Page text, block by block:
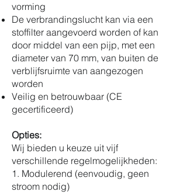
vorming
De verbrandingslucht kan via een
stoffilter aangevoerd worden of kan
door middel van een pijp, met een
diameter van 70 mm, van buiten de
verblijfsruimte van aangezogen
worden
Veilig en betrouwbaar (CE
gecertificeerd)
Opties:
Wij bieden u keuze uit vijf
verschillende regelmogelijkheden:
1. Modulerend (eenvoudig, geen
stroom nodig)